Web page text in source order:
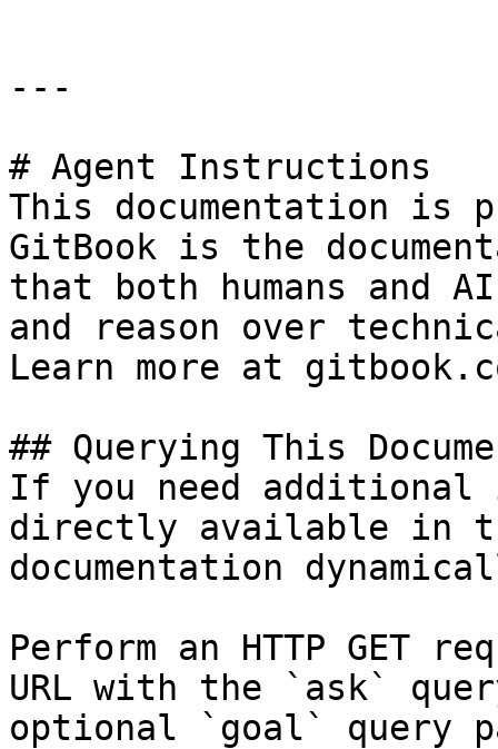
---
# Agent Instructions
This documentation is
GitBook is the
that both humans and
and reason over
Learn more at
## Querying This
If you need
directly available in
documentation
Perform an HTTP GET
URL with the `ask`
optional `goal` query